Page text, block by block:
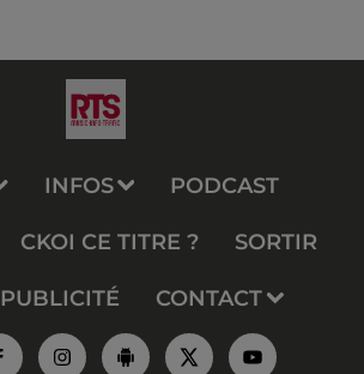
INFOS PODCAST
CKOI CE TITRE ? SORTIR
PUBLICITÉ CONTACT